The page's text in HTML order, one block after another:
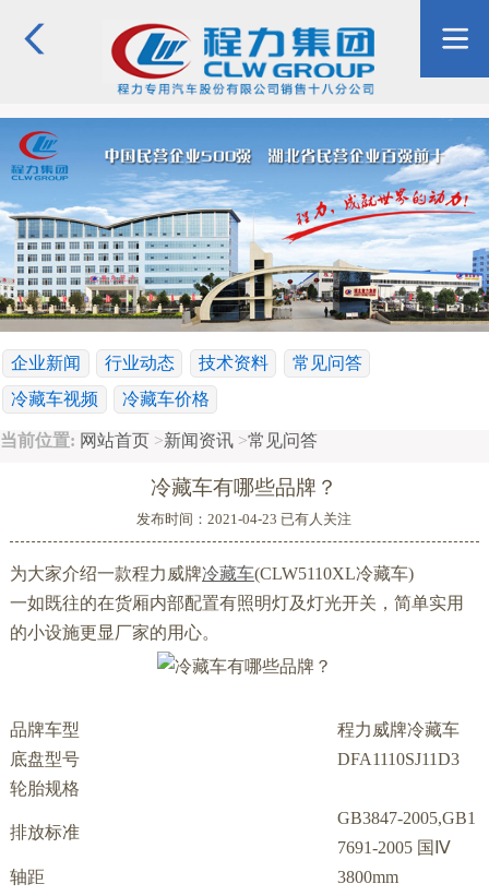
企业新闻 行业动态 技术资料
常见问答
冷藏车视频
冷藏车价格
当前位置: 网站首页 >新闻资讯 >常见问答
冷藏车有哪些品牌？
发布时间：2021-04-23 已有人关注
为大家介绍一款程力威牌冷藏车(CLW5110XL冷藏车)
一如既往的在货厢内部配置有照明灯及灯光开关，简单实用
的小设施更显厂家的用心。
品牌车型
程力威牌冷藏车
底盘型号
DFA1110SJ11D3
轮胎规格
排放标准
GB3847-2005,GB1
7691-2005 国Ⅳ
轴距
3800mm